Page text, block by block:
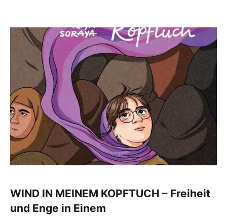
WIND IN MEINEM KOPFTUCH – Freiheit
und Enge in Einem